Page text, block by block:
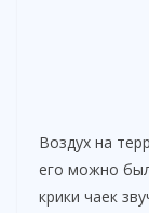
Воздух на
его можно
крики чаек